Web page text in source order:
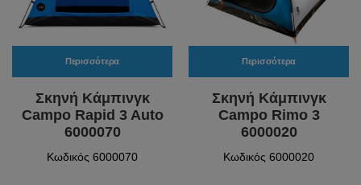
Περισσότερα
Σκηνή Κάμπινγκ
Campo Rapid 3 Auto
6000070
Κωδικός 6000070
Περισσότερα
Σκηνή Κάμπινγκ
Campo Rimo 3
6000020
Κωδικός 6000020